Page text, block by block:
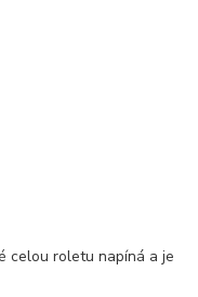
celou roletu napíná a je